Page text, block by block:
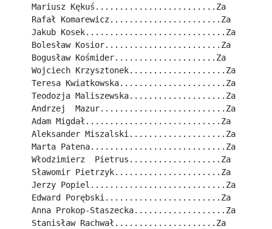
Mariusz Kękuś.........................Za
Rafał Komarewicz.......................Za
Jakub Kosek.............................Za
Bolesław Kosior........................Za
Bogusław Kośmider.....................Za
Wojciech Krzysztonek....................Za
Teresa Kwiatkowska......................Za
Teodozja Maliszewska....................Za
Andrzej  Mazur..........................Za
Adam Migdał............................Za
Aleksander Miszalski....................Za
Marta Patena............................Za
Włodzimierz  Pietrus...................Za
Sławomir Pietrzyk......................Za
Jerzy Popiel............................Za
Edward Porębski........................Za
Anna Prokop-Staszecka...................Za
Stanisław Rachwał.....................Za